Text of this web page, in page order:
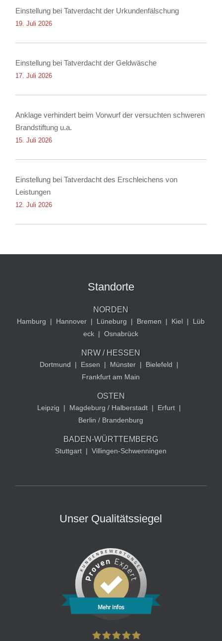
Einstellung bei Tatverdacht der Urkundenfälschung
19. Juli 2026
Einstellung bei Tatverdacht der Geldwäsche
17. Juli 2026
Anklage verhindert beim Vorwurf der versuchten schweren
Brandstiftung u.a.
15. Juli 2026
Einstellung bei Tatverdacht des Erschleichens von
Leistungen
12. Juli 2026
Standorte
NORDEN
Hamburg | Hannover | Lüneburg | Bremen | Kiel |
Lüb
eck | Osnabrück
NRW / HESSEN
Dortmund | Essen | Münster | Bielefeld
|
Frankfurt am Main
OSTEN
Leipzig | Magdeburg / Halberstadt | Erfurt |
Berlin / Brandenburg
BADEN-WÜRTTEMBERG
Stuttgart | Villingen-Schwenningen
Unser Qualitätssiegel
Mehr Infos